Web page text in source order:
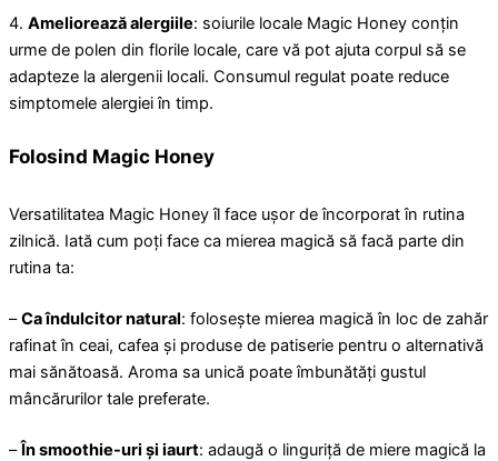
4. Ameliorează alergiile: soiurile locale Magic Honey conțin
urme de polen din florile locale, care vă pot ajuta corpul să se
adapteze la alergenii locali. Consumul regulat poate reduce
simptomele alergiei în timp.
Folosind Magic Honey
Versatilitatea Magic Honey îl face ușor de încorporat în rutina
zilnică. Iată cum poți face ca mierea magică să facă parte din
rutina ta:
–Ca îndulcitor natural: folosește mierea magică în loc de zahăr
rafinat în ceai, cafea și produse de patiserie pentru o alternativă
mai sănătoasă. Aroma sa unică poate îmbunătăți gustul
mâncărurilor tale preferate.
–În smoothie-uri și iaurt: adaugă o linguriță de miere magică la